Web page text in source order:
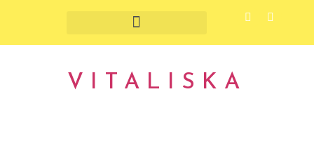
VITALISKA